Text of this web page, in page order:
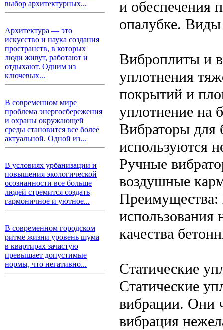
выбор архитектурных...
Архитектура — это
искусство и наука создания
пространств, в которых
люди живут, работают и
отдыхают. Одним из
ключевых...
В современном мире
проблема энергосбережения
и охраны окружающей
среды становится все более
актуальной. Одной из...
В условиях урбанизации и
повышения экологической
осознанности все больше
людей стремится создать
гармоничное и уютное...
В современном городском
ритме жизни уровень шума
в квартирах зачастую
превышает допустимые
нормы, что негативно...
и обеспечения
опалубке.
Виброплиты и
уплотнения
покрытий и
уплотнение на
Вибраторы для
используются
Ручные
воздушные
Преимущества:
использования
качества
Статические
Статические
вибрации. Они
вибрация